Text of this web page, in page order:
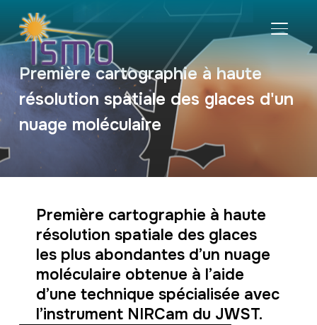
Première cartographie à haute
résolution spatiale des glaces d'un
nuage moléculaire
Première cartographie à haute
résolution spatiale des glaces
les plus abondantes d’un nuage
moléculaire obtenue à l’aide
d’une technique spécialisée avec
l’instrument NIRCam du JWST.